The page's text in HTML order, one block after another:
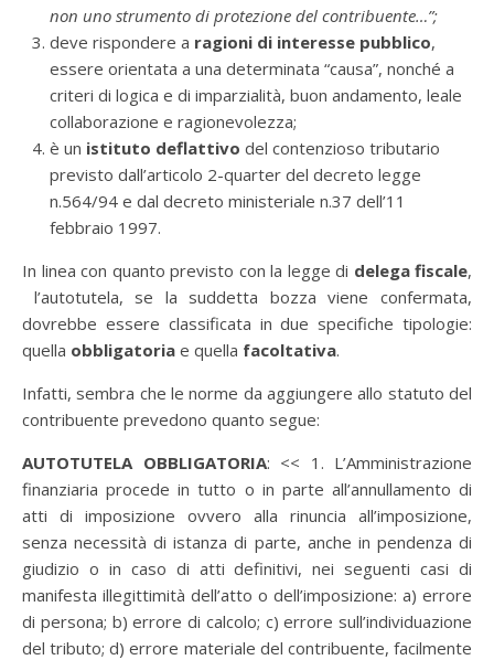
non uno strumento di protezione del contribuente…”;
deve rispondere a ragioni di interesse pubblico,
essere orientata a una determinata “causa”, nonché a
criteri di logica e di imparzialità, buon andamento, leale
collaborazione e ragionevolezza;
è un istituto deflattivo del contenzioso tributario
previsto dall’articolo 2-quarter del decreto legge
n.564/94 e dal decreto ministeriale n.37 dell’11
febbraio 1997.
In linea con quanto previsto con la legge di delega fiscale,
l’autotutela, se la suddetta bozza viene confermata,
dovrebbe essere classificata in due specifiche tipologie:
quella obbligatoria e quella facoltativa.
Infatti, sembra che le norme da aggiungere allo statuto del
contribuente prevedono quanto segue:
AUTOTUTELA OBBLIGATORIA: << 1. L’Amministrazione
finanziaria procede in tutto o in parte all’annullamento di
atti di imposizione ovvero alla rinuncia all’imposizione,
senza necessità di istanza di parte, anche in pendenza di
giudizio o in caso di atti definitivi, nei seguenti casi di
manifesta illegittimità dell’atto o dell’imposizione: a) errore
di persona; b) errore di calcolo; c) errore sull’individuazione
del tributo; d) errore materiale del contribuente, facilmente